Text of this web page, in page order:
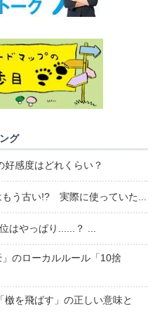
グ
好感度はどれくらい？
もう古い!? 実際に使っていた...
はやっぱり......？ ...
のローカルルール「10捨
檄を飛ばす」の正しい意味と